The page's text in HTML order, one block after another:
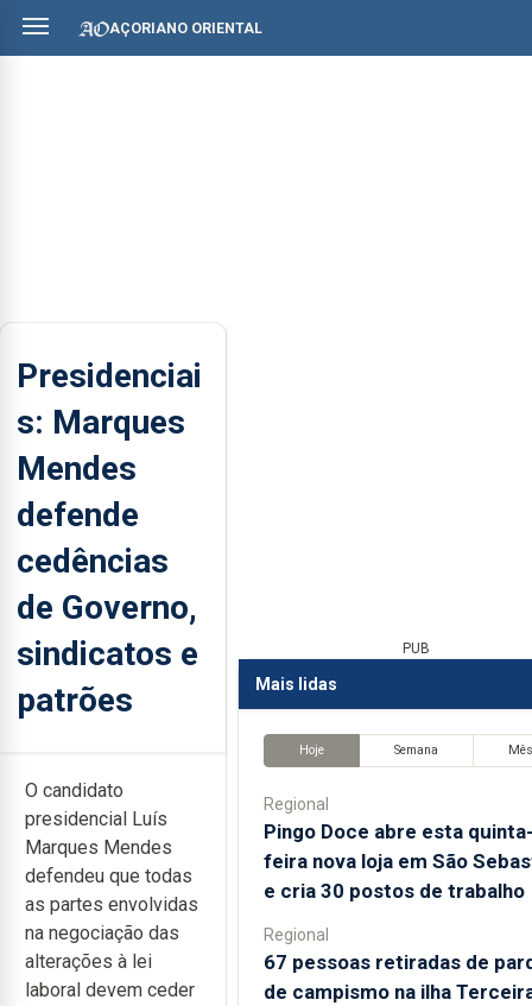
AÇORIANO ORIENTAL
Presidenciai
s: Marques
Mendes
defende
cedências
de Governo,
sindicatos e
patrões
O candidato
presidencial Luís
Marques Mendes
defendeu que todas
as partes envolvidas
na negociação das
alterações à lei
laboral devem ceder
PUB
Mais lidas
Hoje Semana
Regional
Pingo Doce abre esta
feira nova loja em São
e cria 30 postos de trabalho
Regional
67 pessoas retiradas de
de campismo na ilha